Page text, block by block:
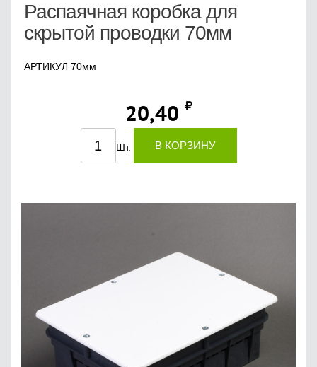
Распаячная коробка для
скрытой проводки 70мм
АРТИКУЛ 70мм
20,40
Шт. В КОРЗИНУ